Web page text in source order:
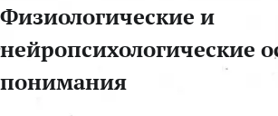
Физиологические и
нейропсихологические
понимания